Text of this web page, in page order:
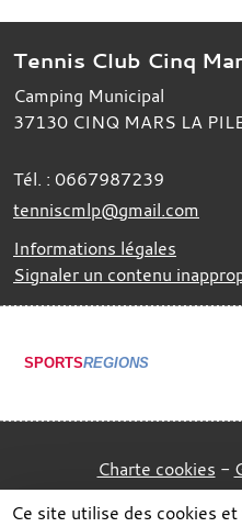
Tennis Club Cinq
Camping Municipal
37130 CINQ MARS LA
Tél. : 0667987239
tenniscmlp@gmail.com
Informations légales
Signaler un contenu
SPORTSREGIONS
Charte cookies
Ce site utilise des cookies